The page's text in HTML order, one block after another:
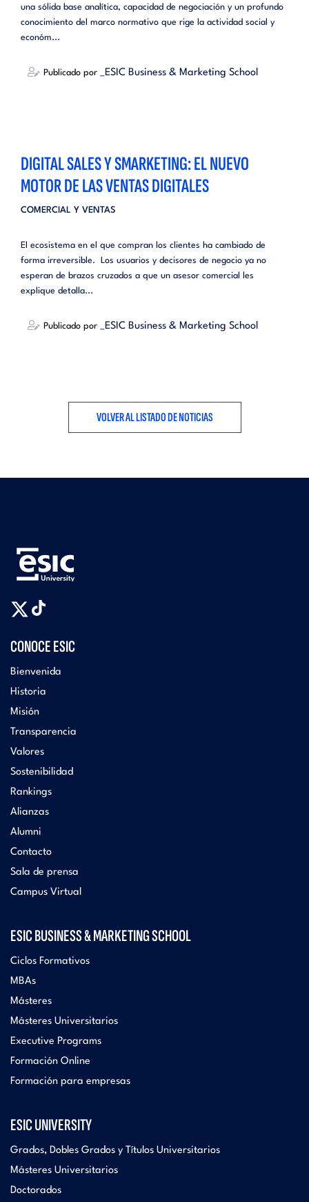
una sólida base analítica, capacidad de negociación y un profundo
conocimiento del marco normativo que rige la actividad social y
económ...
Publicado por _ESIC Business & Marketing School
DIGITAL SALES Y SMARKETING: EL NUEVO
MOTOR DE LAS VENTAS DIGITALES
COMERCIAL Y VENTAS
El ecosistema en el que compran los clientes ha cambiado de
forma irreversible. Los usuarios y decisores de negocio ya no
esperan de brazos cruzados a que un asesor comercial les
explique detalla...
Publicado por _ESIC Business & Marketing School
VOLVER AL LISTADO DE NOTICIAS
CONOCE ESIC
Bienvenida
Historia
Misión
Transparencia
Valores
Sostenibilidad
Rankings
Alianzas
Alumni
Contacto
Sala de prensa
Campus Virtual
ESIC BUSINESS & MARKETING SCHOOL
Ciclos Formativos
MBAs
Másteres
Másteres Universitarios
Executive Programs
Formación Online
Formación para empresas
ESIC UNIVERSITY
Grados, Dobles Grados y Títulos Universitarios
Másteres Universitarios
Doctorados